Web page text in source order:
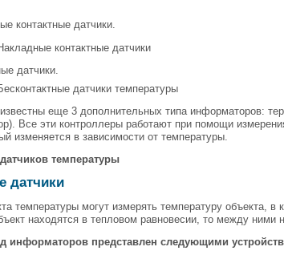
контактные датчики.
контактные датчики
датчики.
датчики температуры
еще 3 дополнительных типа информаторов:
Все эти контроллеры работают при помощи
изменяется в зависимости от температуры.
температуры
датчики
температуры могут измерять температуру объекта,
находятся в тепловом равновесии, то между ними
информаторов представлен следующими